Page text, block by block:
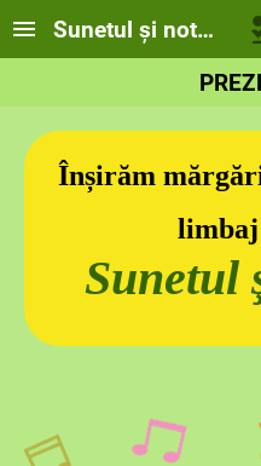
Sunetul şi nota LA
Înșirăm
limbaj
Sunetul